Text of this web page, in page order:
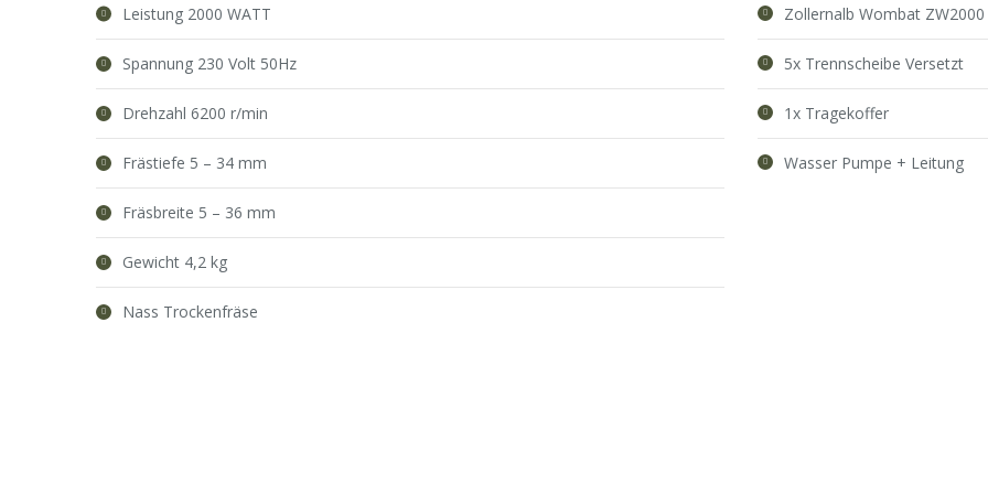
Leistung 2000 WATT
Spannung 230 Volt 50Hz
Drehzahl 6200 r/min
Frästiefe 5 – 34 mm
Fräsbreite 5 – 36 mm
Gewicht 4,2 kg
Nass Trockenfräse
Zollernalb Wombat ZW2000
5x Trennscheibe Versetzt
1x Tragekoffer
Wasser Pumpe + Leitung